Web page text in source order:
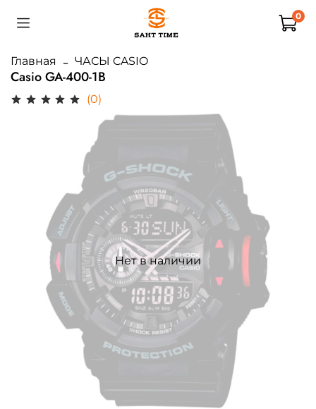
0
Главная ЧАСЫ CASIO
Casio GA-400-1B
(0)
Нет в наличии